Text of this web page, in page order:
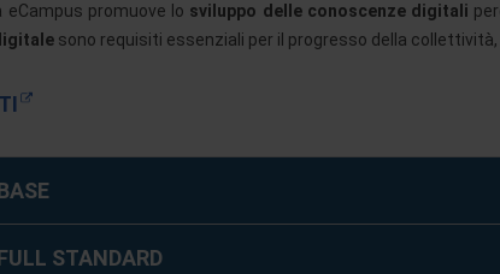
eCampus promuove lo sviluppo delle conoscenze digitali
sono requisiti essenziali per il progresso della
STANDARD